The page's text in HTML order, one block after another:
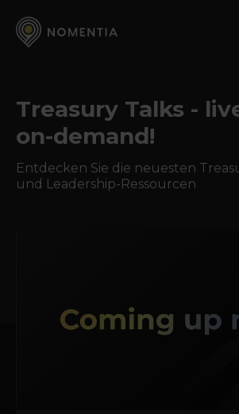
Treasury Talks -
on-demand!
Entdecken Sie die neuesten
und Leadership-Ressourcen